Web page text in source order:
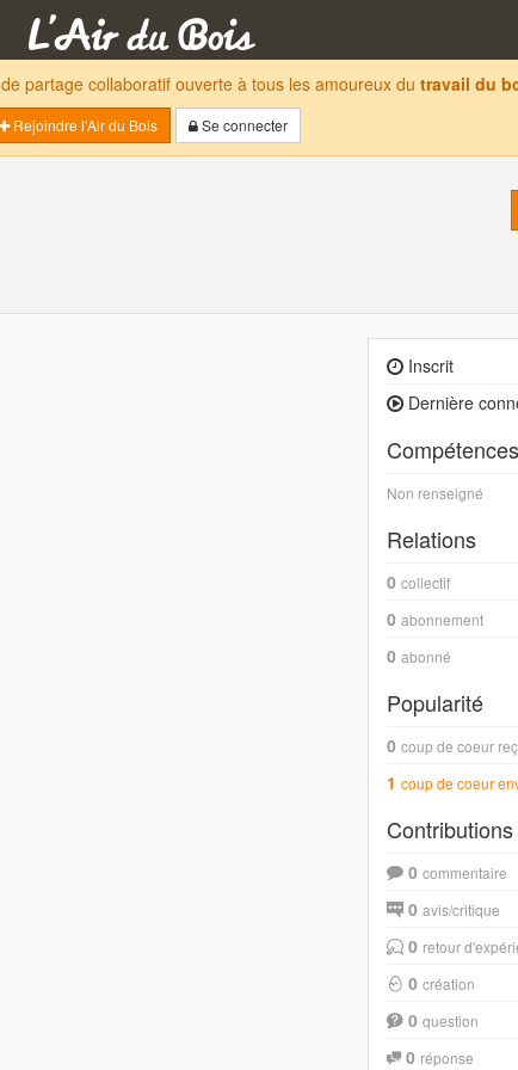
de partage collaboratif ouverte à tous les amoureux du travail du
Rejoindre l'Air du Bois
Se connecter
Inscrit
Dernière
Compétences
Non renseigné
Relations
0 collectif
0 abonnement
0 abonné
Popularité
0 coup de coeur
1 coup de coeur
Contributions
0 commentaire
0 avis/critique
0 retour
0 création
0 question
0 réponse